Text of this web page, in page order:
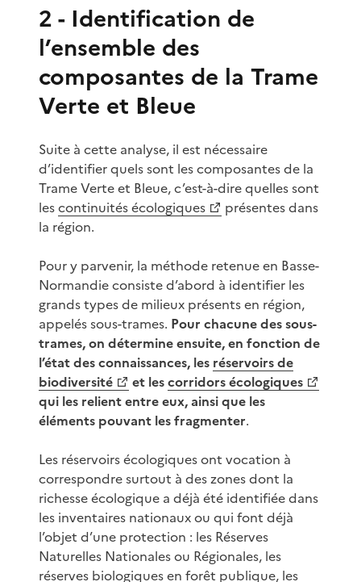
2 - Identification de
l’ensemble des
composantes de la Trame
Verte et Bleue
Suite à cette analyse, il est nécessaire
d’identifier quels sont les composantes de la
Trame Verte et Bleue, c’est-à-dire quelles sont
lescontinuités écologiques
présentes dans
la région.
Pour y parvenir, la méthode retenue en Basse-
Normandie consiste d’abord à identifier les
grands types de milieux présents en région,
appelés sous-trames. Pour chacune des sous-
trames, on détermine ensuite, en fonction de
l’état des connaissances, les réservoirs de
biodiversité
et lescorridors écologiques
qui les relient entre eux, ainsi que les
éléments pouvant les fragmenter.
Les réservoirs écologiques ont vocation à
correspondre surtout à des zones dont la
richesse écologique a déjà été identifiée dans
les inventaires nationaux ou qui font déjà
l’objet d’une protection : les Réserves
Naturelles Nationales ou Régionales, les
réserves biologiques en forêt publique, les